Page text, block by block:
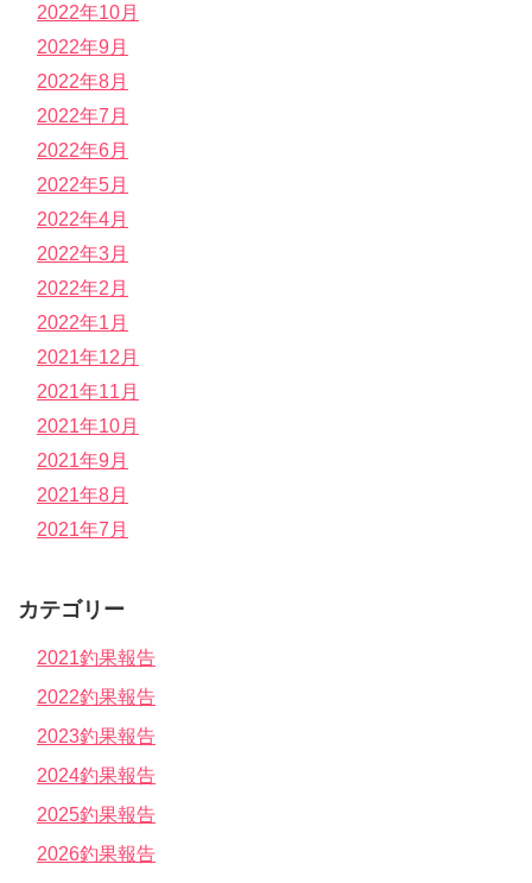
2022年10月
2022年9月
2022年8月
2022年7月
2022年6月
2022年5月
2022年4月
2022年3月
2022年2月
2022年1月
2021年12月
2021年11月
2021年10月
2021年9月
2021年8月
2021年7月
カテゴリー
2021釣果報告
2022釣果報告
2023釣果報告
2024釣果報告
2025釣果報告
2026釣果報告